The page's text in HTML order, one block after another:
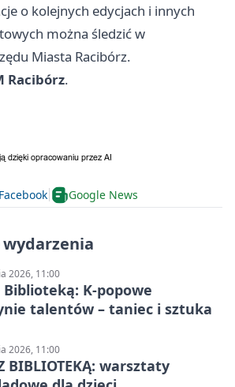
o kolejnych edycjach i innych
można śledzić w
Miasta Racibórz.
Racibórz.
Facebook Google News
2026, 11:00
Biblioteką: K-popowe
talentów – taniec i sztuka
2026, 11:00
BIBLIOTEKĄ: warsztaty